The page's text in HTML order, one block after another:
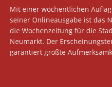
Mit einer wöchentlichen
seiner Onlineausgabe ist das
die Wochenzeitung für die
Neumarkt. Der
garantiert größte